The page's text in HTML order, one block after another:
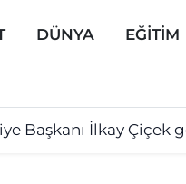
DÜNYA EĞİTİM
Başkanı İlkay Çiçek